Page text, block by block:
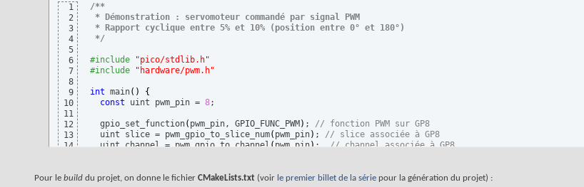
1
2
3
4
5
6
7
8
9
10
11
12
13
14
17
/**
* Démonstration : servomoteur commandé par signal PWM
* Rapport cyclique entre 5% et 10%
( position entre 0° et 180° )
*/
#include "pico/stdlib.h"
#include "hardware/pwm.h"
int main( )
{
const uint pwm_pin = 8;
  gpio_set_function
( pwm_pin, GPIO_FUNC_PWM) ; // fonction PWM sur GP8
  uint slice = pwm_gpio_to_slice_num
( pwm_pin) ; // slice associée à GP8
  uint channel = pwm_gpio_to_channel
( pwm_pin) ; // channel associée à GP8
Pour le build du projet, on donne le fichier CMakeLists.txt (voir le premier billet de la série pour la génération du projet) :